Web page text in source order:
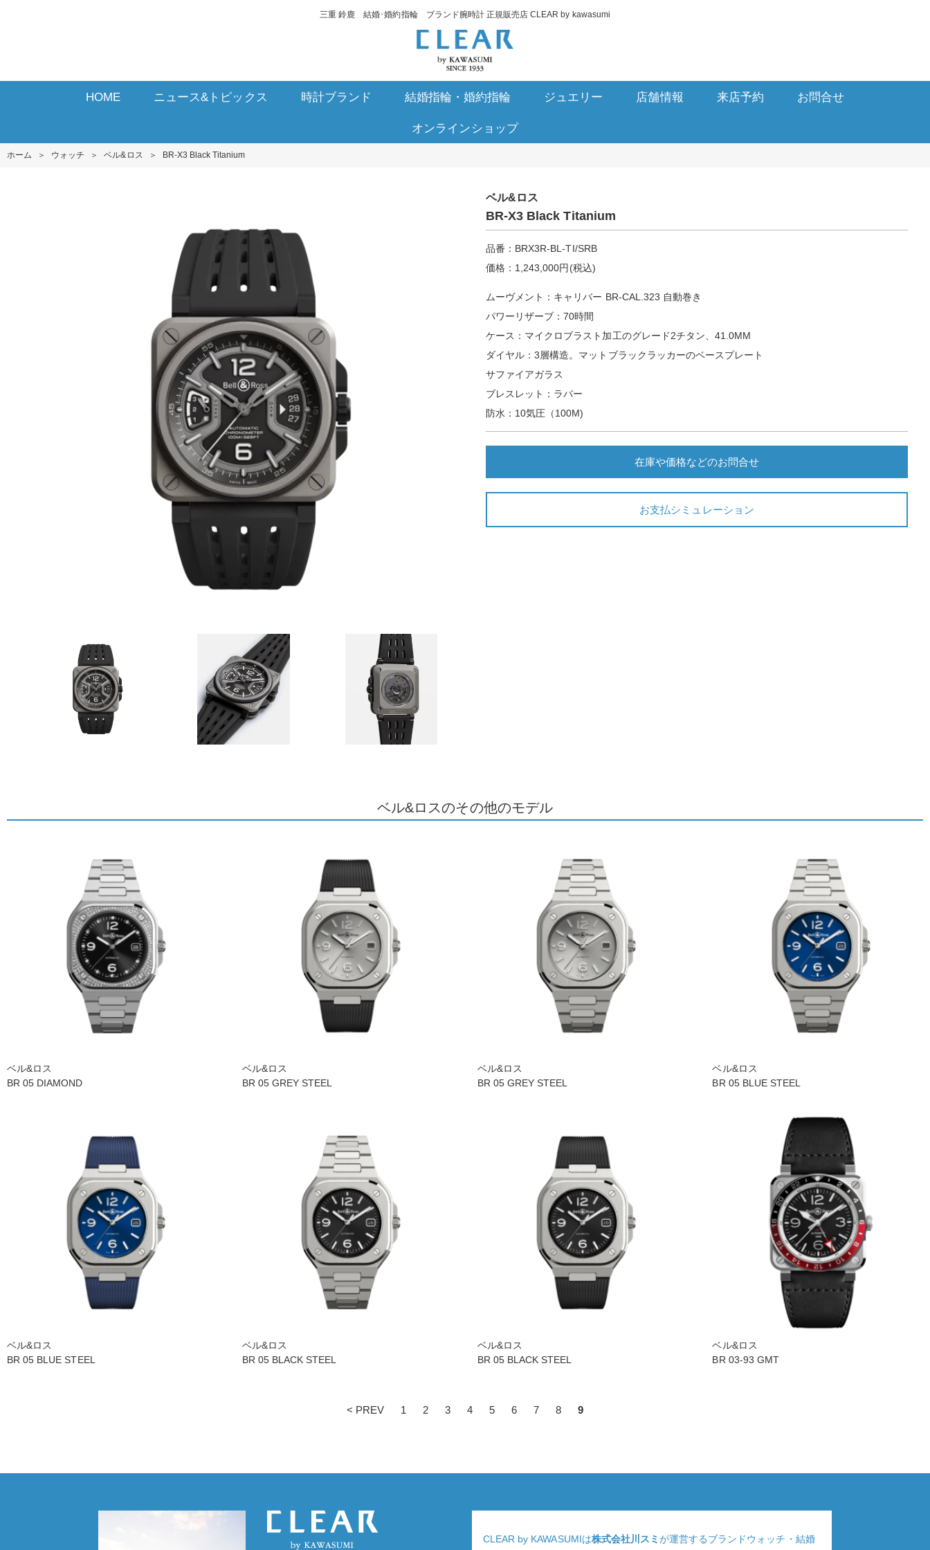
三重 鈴鹿 結婚･婚約指輪 ブランド腕時計 正規販売店 CLEAR by kawasumi
HOME ニュース&トピックス 時計ブランド 結婚指輪・婚約指輪 ジュエリー 店舗情報 来店予約 お問合せ
オンラインショップ
ホーム ＞ ウォッチ ＞ ベル&ロス ＞ BR-X3 Black Titanium
ベル&ロス
BR-X3 Black Titanium
品番：BRX3R-BL-TI/SRB
価格：1,243,000円(税込)
ムーヴメント：キャリバー BR-CAL.323 自動巻き
パワーリザーブ：70時間
ケース：マイクロブラスト加工のグレード2チタン、41.0MM
ダイヤル：3層構造。マットブラックラッカーのベースプレート
サファイアガラス
ブレスレット：ラバー
防水：10気圧（100M)
在庫や価格などのお問合せ
お支払シミュレーション
ベル&ロスのその他のモデル
ベル&ロス
BR 05 DIAMOND
ベル&ロス
BR 05 GREY STEEL
ベル&ロス
BR 05 GREY STEEL
ベル&ロス
BR 05 BLUE STEEL
ベル&ロス
BR 05 BLUE STEEL
ベル&ロス
BR 05 BLACK STEEL
ベル&ロス
BR 05 BLACK STEEL
ベル&ロス
BR 03-93 GMT
< PREV 1 2 3 4 5 6 7 8 9
CLEAR by KAWASUMIは株式会社川スミが運営するブランドウォッチ・結婚